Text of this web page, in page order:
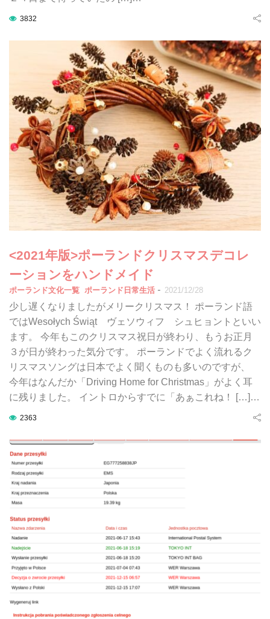
3832
<2021年版>ポーランドクリスマスデコレ
ーションをハンドメイド
ポーランド文化一覧 ポーランド日常生活 - 2021/12/28
少し遅くなりましたがメリークリスマス！ ポーランド語
ではWesołych Świąt ヴェソウィフ シュヒョントといい
ます。 今年もこのクリスマス祝日が終わり、もうお正月
３が日が終わった気分です。 ポーランドでよく流れるク
リスマスソングは日本でよく聞くものも多いのですが、
今年はなんだか「Driving Home for Christmas」がよく耳
に残りました。 イントロからすでに「あぁこれね！ […]…
2363